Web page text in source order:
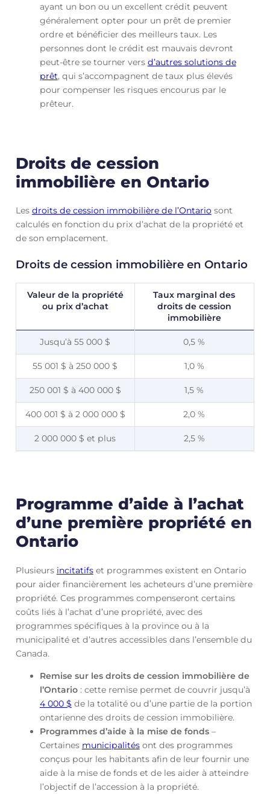
ayant un bon ou un excellent crédit peuvent
généralement opter pour un prêt de premier
ordre et bénéficier des meilleurs taux. Les
personnes dont le crédit est mauvais devront
peut-être se tourner vers d’autres solutions de
prêt, qui s’accompagnent de taux plus élevés
pour compenser les risques encourus par le
prêteur.
Droits de cession
immobilière en Ontario
Les droits de cession immobilière de l’Ontariosont
calculés en fonction du prix d’achat de la propriété et
de son emplacement.
Droits de cession immobilière en Ontario
Valeur de la propriété
ou prix d’achat
Taux marginal des
droits de cession
immobilière
Jusqu’à 55 000 $ 0,5 %
55 001 $ à 250 000 $ 1,0 %
250 001 $ à 400 000 $ 1,5 %
400 001 $ à 2 000 000 $ 2,0 %
2 000 000 $ et plus 2,5 %
Programme d’aide à l’achat
d’une première propriété en
Ontario
Plusieurs incitatifset programmes existent en Ontario
pour aider financièrement les acheteurs d’une première
propriété. Ces programmes compenseront certains
coûts liés à l’achat d’une propriété, avec des
programmes spécifiques à la province ou à la
municipalité et d’autres accessibles dans l’ensemble du
Canada.
Remise sur les droits de cession immobilière de
l’Ontario: cette remise permet de couvrir jusqu’à
4 000 $ de la totalité ou d’une partie de la portion
ontarienne des droits de cession immobilière.
Programmes d’aide à la mise de fonds–
Certaines municipalitésont des programmes
conçus pour les habitants afin de leur fournir une
aide à la mise de fonds et de les aider à atteindre
l’objectif de l’accession à la propriété.